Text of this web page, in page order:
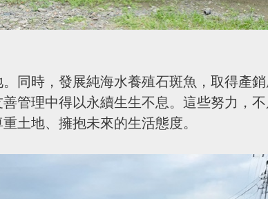
同時，發展純海水養殖石斑魚，取得產
管理中得以永續生生不息。這些努力，
土地、擁抱未來的生活態度。